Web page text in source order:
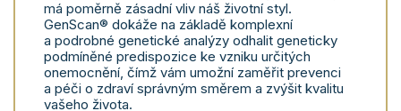
má poměrně zásadní vliv náš životní styl.
GenScan® dokáže na základě komplexní
a podrobné genetické analýzy odhalit geneticky
podmíněné predispozice ke vzniku určitých
onemocnění, čímž vám umožní zaměřit prevenci
a péči o zdraví správným směrem a zvýšit kvalitu
vašeho života.